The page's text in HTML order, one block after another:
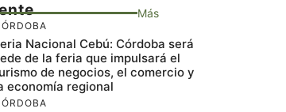
Más
Nacional Cebú: Córdoba será
de la feria que impulsará el
de negocios, el comercio y
economía regional